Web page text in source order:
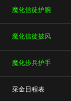
魔化信徒护腕
魔化信徒披风
魔化步兵护手
采金日程表